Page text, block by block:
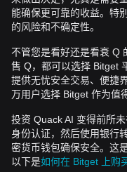
能确保更可靠的收益。特
的风险和不确定性。
不管您是看好还是看衰 Q
售 Q，都可以选择 Bitget
提供无忧安全交易、便捷
万用户选择 Bitget 作为值
投资 Quack AI 变得前所
身份认证，然后使用银行
密货币钱包确保安全。这
以下是如何在 Bitget 上购